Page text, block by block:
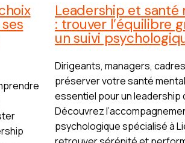
Leadership et santé
: trouver l’équilibre
un suivi
Dirigeants, managers,
préserver votre santé
essentiel pour un leadership
Découvrez
psychologique spécialisé à